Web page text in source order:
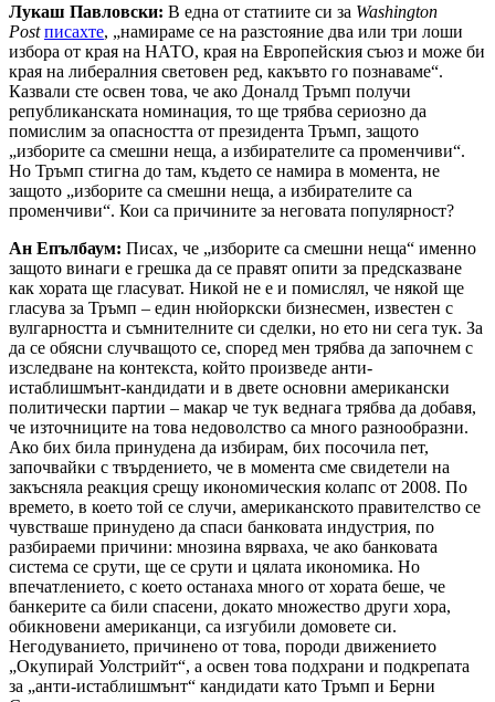
Лукаш Павловски: В една от статиите си за Washington
Post писахте, „намираме се на разстояние два или три лоши
избора от края на НАТО, края на Европейския съюз и може би
края на либералния световен ред, какъвто го познаваме“.
Казвали сте освен това, че ако Доналд Тръмп получи
републиканската номинация, то ще трябва сериозно да
помислим за опасността от президента Тръмп, защото
„изборите са смешни неща, а избирателите са променчиви“.
Но Тръмп стигна до там, където се намира в момента, не
защото „изборите са смешни неща, а избирателите са
променчиви“. Кои са причините за неговата популярност?
Ан Епълбаум: Писах, че „изборите са смешни неща“ именно
защото винаги е грешка да се правят опити за предсказване
как хората ще гласуват. Никой не е и помислял, че някой ще
гласува за Тръмп – един нюйоркски бизнесмен, известен с
вулгарността и съмнителните си сделки, но ето ни сега тук. За
да се обясни случващото се, според мен трябва да започнем с
изследване на контекста, който произведе анти-
истаблишмънт-кандидати и в двете основни американски
политически партии – макар че тук веднага трябва да добавя,
че източниците на това недоволство са много разнообразни.
Ако бих била принудена да избирам, бих посочила пет,
започвайки с твърдението, че в момента сме свидетели на
закъсняла реакция срещу икономическия колапс от 2008. По
времето, в което той се случи, американското правителство се
чувстваше принудено да спаси банковата индустрия, по
разбираеми причини: мнозина вярваха, че ако банковата
система се срути, ще се срути и цялата икономика. Но
впечатлението, с което останаха много от хората беше, че
банкерите са били спасени, докато множество други хора,
обикновени американци, са изгубили домовете си.
Негодуванието, причинено от това, породи движението
„Окупирай Уолстрийт“, а освен това подхрани и подкрепата
за „анти-истаблишмънт“ кандидати като Тръмп и Берни